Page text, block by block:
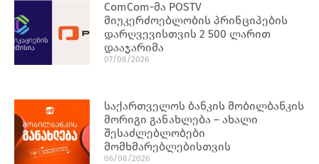
ComCom-მა POSTV
მიუკერძოებლობის პრინციპების
დარღვევისთვის 2 500 ლარით
დააჯარიმა
07/08/2026
საქართველოს ბანკის მობილბანკის
მორიგი განახლება – ახალი
შესაძლებლობები
მომხმარებლებისთვის
06/08/2026